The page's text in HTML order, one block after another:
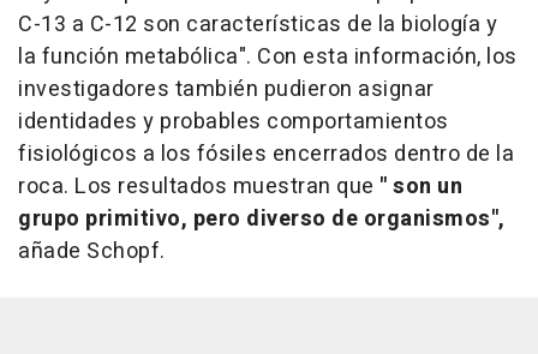
C-13 a C-12 son características de la biología y
la función metabólica". Con esta información, los
investigadores también pudieron asignar
identidades y probables comportamientos
fisiológicos a los fósiles encerrados dentro de la
roca. Los resultados muestran que " son un
grupo primitivo, pero diverso de organismos",
añade Schopf.